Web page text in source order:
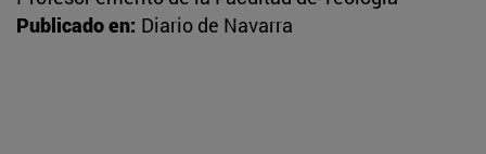
Publicado en: Diario de Navarra